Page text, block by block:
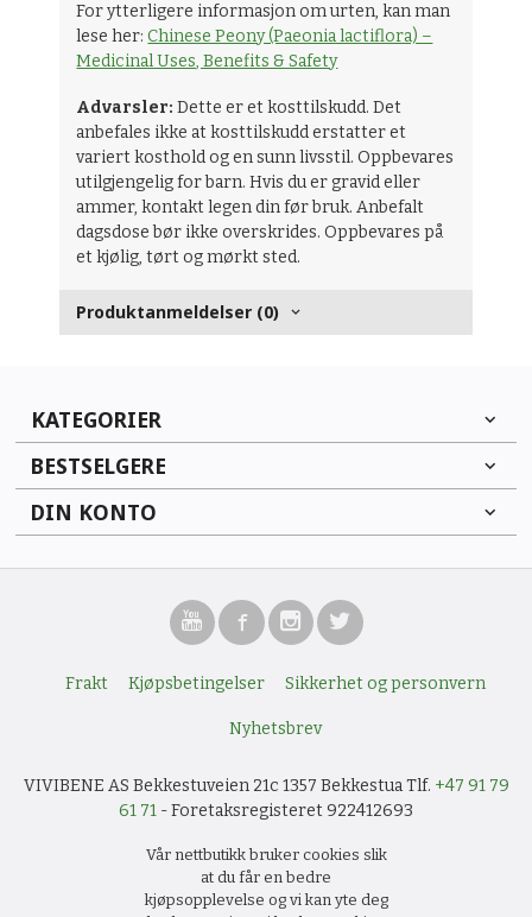
For ytterligere informasjon om urten, kan man
lese her:Chinese Peony (Paeonia lactiflora) –
Medicinal Uses, Benefits & Safety
Advarsler:Dette er et kosttilskudd. Det
anbefales ikke at kosttilskudd erstatter et
variert kosthold og en sunn livsstil. Oppbevares
utilgjengelig for barn. Hvis du er gravid eller
ammer, kontakt legen din før bruk. Anbefalt
dagsdose bør ikke overskrides. Oppbevares på
et kjølig, tørt og mørkt sted.
Produktanmeldelser (0)
KATEGORIER
BESTSELGERE
DIN KONTO
Frakt Kjøpsbetingelser Sikkerhet og personvern
Nyhetsbrev
VIVIBENE AS Bekkestuveien 21c 1357 Bekkestua Tlf. +47 91 79
61 71 - Foretaksregisteret 922412693
Vår nettbutikk bruker cookies slik
at du får en bedre
kjøpsopplevelse og vi kan yte deg